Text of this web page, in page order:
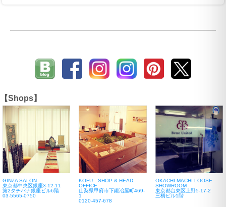
【Shops】
GINZA SALON
東京都中央区銀座3-12-11
第2タチバナ銀座ビル6階
03-5565-0750
KOFU SHOP & HEAD
OFFICE
山梨県甲府市下鍛冶屋町469-
1
0120-457-678
OKACHI-MACHI LOOSE
SHOWROOM
東京都台東区上野5-17-2
三橋ビル1階